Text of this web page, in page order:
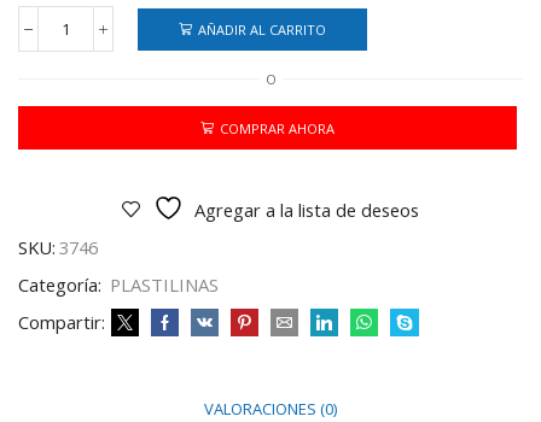
PLASTILINA
6
cantidad
AÑADIR AL CARRITO
O
COMPRAR AHORA
Agregar a la lista de deseos
SKU: 3746
Categoría: PLASTILINAS
Compartir:
VALORACIONES (0)